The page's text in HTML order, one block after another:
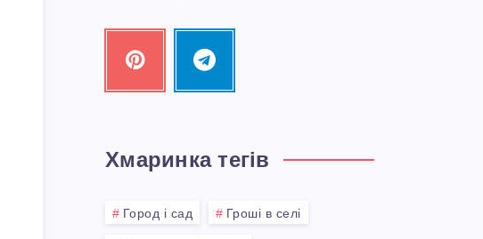
Pinterest Telegram
Follow
Хмаринка тегів
Город і сад Гроші в селі